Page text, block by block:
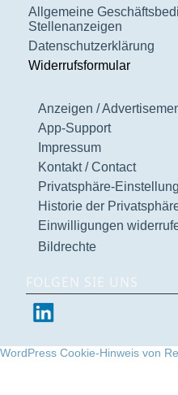
Allgemeine
Stellenanzeigen
Datenschutzerklärung
Widerrufsformular
Anzeigen /
App-Support
Impressum
Kontakt / Contact
Privatsphäre-
Historie der
Einwilligungen
Bildrechte
FOLGEN SIE UNS
WordPress Cookie-Hinweis von